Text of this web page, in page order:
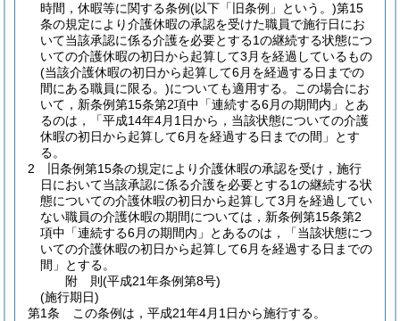
時間，休暇等に関する条例(以下「旧条例」という。)第15
条の規定により介護休暇の承認を受けた職員で施行日にお
いて当該承認に係る介護を必要とする1の継続する状態につ
いての介護休暇の初日から起算して3月を経過しているもの
(当該介護休暇の初日から起算して6月を経過する日までの
間にある職員に限る。)についても適用する。
この場合にお
いて，新条例第15条第2項中「連続する6月の期間内」とあ
るのは，「平成14年4月1日から，当該状態についての介護
休暇の初日から起算して6月を経過する日までの間」とす
る。
2
旧条例第15条の規定により介護休暇の承認を受け，施行
日において当該承認に係る介護を必要とする1の継続する状
態についての介護休暇の初日から起算して3月を経過してい
ない職員の介護休暇の期間については，新条例第15条第2
項中「連続する6月の期間内」とあるのは，「当該状態につ
いての介護休暇の初日から起算して6月を経過する日までの
間」とする。
附 則(平成21年条例第8号)
(施行期日)
第1条
この条例は，平成21年4月1日から施行する。